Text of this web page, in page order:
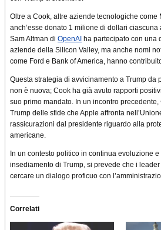
Oltre a Cook, altre aziende tecnologiche come
anch’esse donato 1 milione di dollari
Sam Altman di OpenAI ha partecipato con una
aziende della Silicon Valley, ma anche nomi
come Ford e Bank of America, hanno
Questa strategia di avvicinamento a Trump da
non è nuova; Cook ha già avuto rapporti
suo primo mandato. In un incontro
Trump delle sfide che Apple affronta
rassicurazioni dal presidente riguardo alla
americane.
In un contesto politico in continua evoluzione e
insediamento di Trump, si prevede che i
cercare un dialogo proficuo con
Correlati